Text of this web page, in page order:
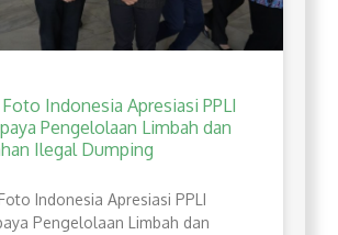
Indonesia Apresiasi PPLI
Pengelolaan Limbah dan
Ilegal Dumping
Indonesia Apresiasi PPLI
Pengelolaan Limbah dan